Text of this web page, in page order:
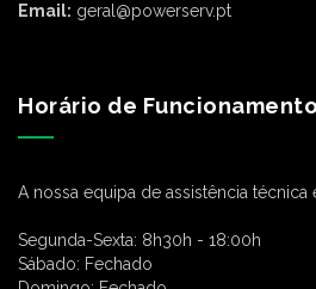
Email: geral@powerserv.pt
Horário de Funcionamento
A nossa equipa de assistência
Segunda-Sexta: 8h30h - 18:00h
Sábado: Fechado